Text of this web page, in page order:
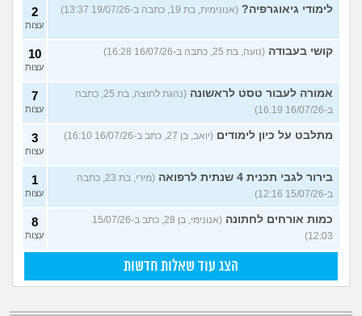
לימודי גיאוגרפיה? (אנונימית, בת 19, כתבה ב-19/07/26 13:37) 2
עצות
קושי בעבודה (נועה, בת 25, כתבה ב-16/07/26 16:28) 10
עצות
אמורה לעבור טסט לראשונה
(נהגת לחוצה, בת 25, כתבה
ב-16/07/26 16:19)
7
עצות
מתלבט על כיון לימודים (יואב, בן 27, כתב ב-16/07/26 16:10) 3
עצות
בירור לגבי תכנית 4 שנתית לרפואה
(מירי, בת 23, כתבה
ב-15/07/26 12:16)
1
עצות
כמות אורחים לחתונה
(אנונימי, בן 28, כתב ב-15/07/26
12:03)
8
עצות
הצג עוד שאלות חדשות